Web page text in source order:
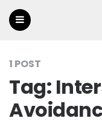
1 POST
Tag: